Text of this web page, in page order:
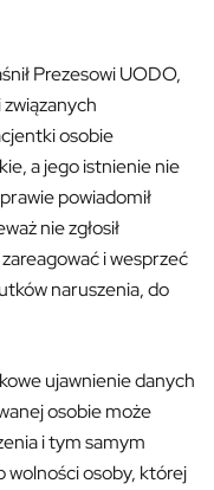
Prezesowi UODO,
osobie
a jego istnienie nie
powiadomił
nie zgłosił
i wesprzeć
naruszenia, do
ujawnienie danych
osobie może
i tym samym
wolności osoby, której